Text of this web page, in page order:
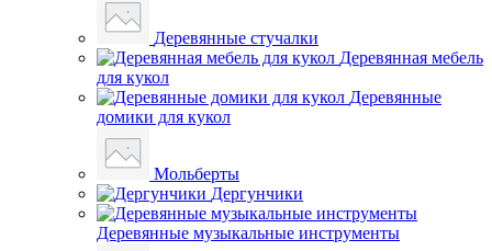
Деревянные стучалки
Деревянная мебель
для кукол
Деревянные
домики для кукол
Мольберты
Дергунчики
Деревянные музыкальные инструменты